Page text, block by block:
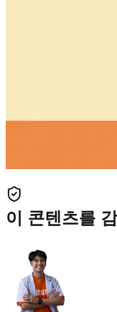
이 콘텐츠를